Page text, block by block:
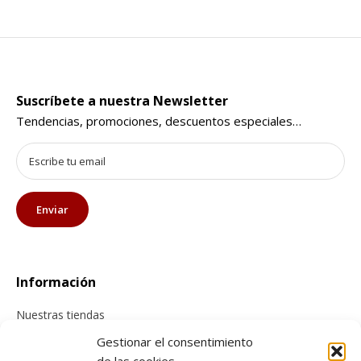
Gestionar el consentimiento
Suscríbete a nuestra Newsletter
Tendencias, promociones, descuentos especiales…
Información
Nuestras tiendas